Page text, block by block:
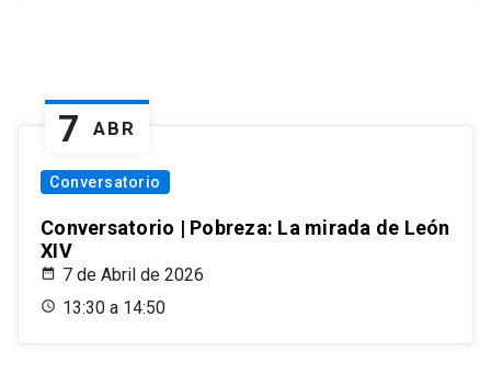
7 ABR
Conversatorio
Conversatorio | Pobreza: La mirada de León
XIV
7 de Abril de 2026
13:30 a 14:50